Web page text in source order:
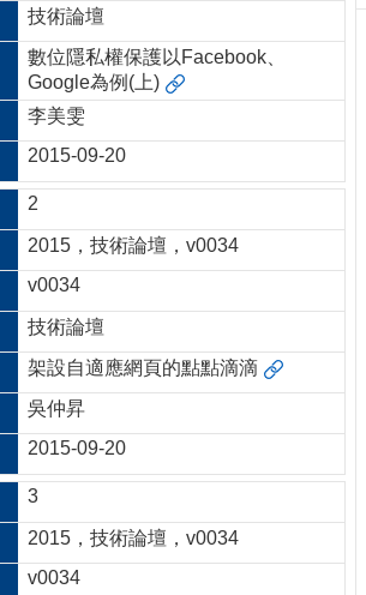
技術論壇
數位隱私權保護以Facebook、
Google為例(上)
李美雯
2015-09-20
2
2015，技術論壇，v0034
v0034
技術論壇
架設自適應網頁的點點滴滴
吳仲昇
2015-09-20
3
2015，技術論壇，v0034
v0034